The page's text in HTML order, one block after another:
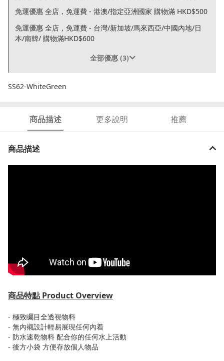
免運優惠 全店，免運費 - 港澳/指定亞洲國家 購物滿 HKD$500
免運優惠 全店，免運費 - 台灣/新加坡/馬來西亞/中國內地/日
本/南韓/ 購物滿HKD$600
全部優惠 (3)
SS62-WhiteGreen
商品描述 更多說明 推薦
商品描述
商品特點 Product Overview
- 極致矚目全透視物料
- 無內襯設計輕易展現任何內着
- 防水速乾物料 配合你的任何水上活動
- 後方小袋 方便存放個人物品